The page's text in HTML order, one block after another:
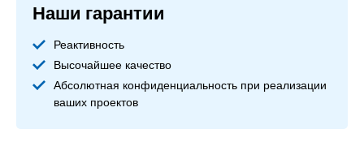
Наши гарантии
Реактивность
Высочайшее качество
Абсолютная конфиденциальность при реализации
ваших проектов